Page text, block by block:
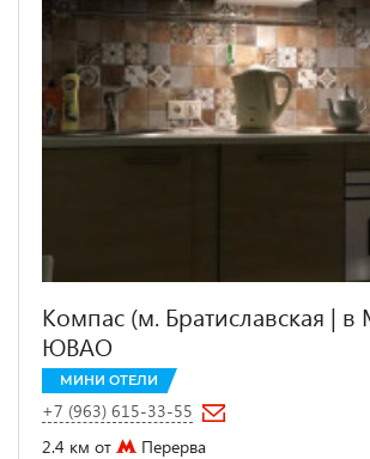
Компас (м. Братиславская |
ЮВАО
МИНИ ОТЕЛИ
+7 (963) 615-33-55
2.4 км от
Перерва